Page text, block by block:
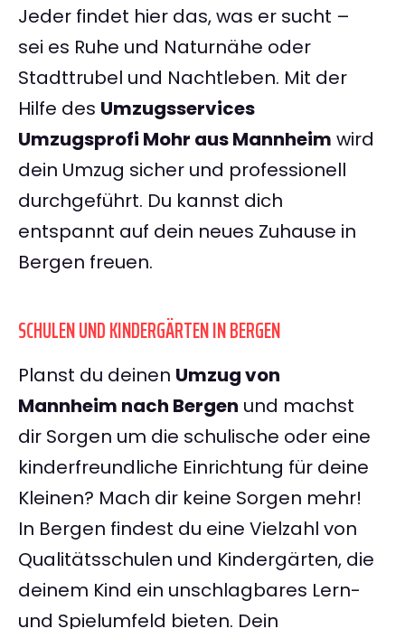
Jeder findet hier das, was er sucht –
sei es Ruhe und Naturnähe oder
Stadttrubel und Nachtleben. Mit der
Hilfe des Umzugsservices
Umzugsprofi Mohr aus Mannheim wird
dein Umzug sicher und professionell
durchgeführt. Du kannst dich
entspannt auf dein neues Zuhause in
Bergen freuen.
SCHULEN UND KINDERGÄRTEN IN BERGEN
Planst du deinen Umzug von
Mannheim nach Bergen und machst
dir Sorgen um die schulische oder eine
kinderfreundliche Einrichtung für deine
Kleinen? Mach dir keine Sorgen mehr!
In Bergen findest du eine Vielzahl von
Qualitätsschulen und Kindergärten, die
deinem Kind ein unschlagbares Lern-
und Spielumfeld bieten. Dein